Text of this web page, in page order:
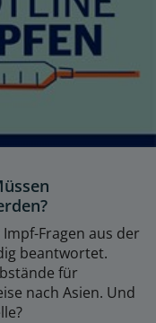
Fragen aus der
beantwortet.
für
nach Asien. Und